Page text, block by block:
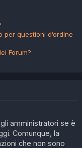
questioni d’ordine
Forum?
amministratori se è
Comunque, la
che non sono